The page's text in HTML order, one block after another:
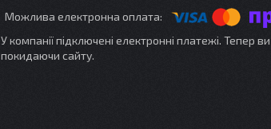
У компанії підключені електронні платежі. Тепер
покидаючи сайту.